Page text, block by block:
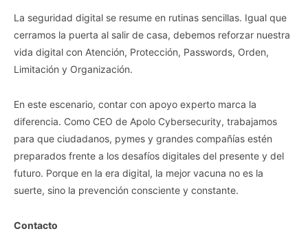
La seguridad digital se resume en rutinas sencillas. Igual que
cerramos la puerta al salir de casa, debemos reforzar nuestra
vida digital con Atención, Protección, Passwords, Orden,
Limitación y Organización.
En este escenario, contar con apoyo experto marca la
diferencia. Como CEO de Apolo Cybersecurity, trabajamos
para que ciudadanos, pymes y grandes compañías estén
preparados frente a los desafíos digitales del presente y del
futuro. Porque en la era digital, la mejor vacuna no es la
suerte, sino la prevención consciente y constante.
Contacto